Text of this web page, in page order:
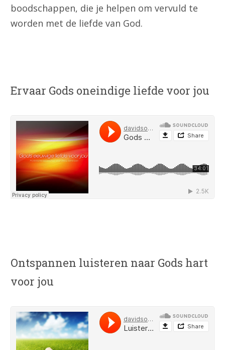
boodschappen, die je helpen om vervuld te
worden met de liefde van God.
Ervaar Gods oneindige liefde voor jou
Ontspannen luisteren naar Gods hart
voor jou